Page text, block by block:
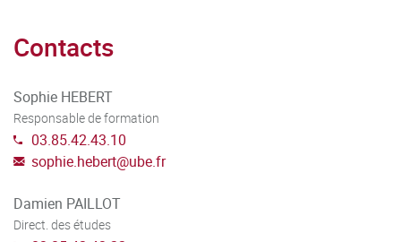
Contacts
Sophie HEBERT
Responsable de formation
03.85.42.43.10
sophie.hebert@ube.fr
Damien PAILLOT
Direct. des études